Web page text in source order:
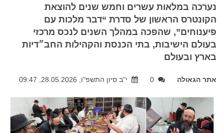
נערכה במלאות עשרים וחמש שנים להוצאת
הקונטרס הראשון של סדרת “דבר מלכות עם
פיענוחים”, שהפכה במהלך השנים לנכס מרכזי
בעולם הישיבות, בתי הכנסת והקהילות החב״דיות
בארץ ובעולם
אתר הגאולה 0 י"ב סיון התשפ"ו, 28.05.2026, 09:47